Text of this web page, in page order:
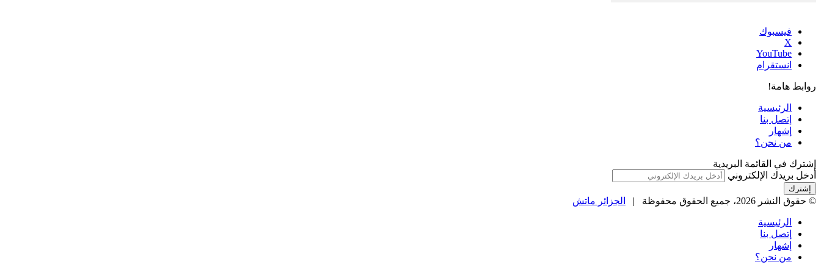
فيسبوك
‫X
‫YouTube
انستقرام
روابط هامة!
الرئيسية
إتصل بنا
إشهار
من نحن؟
إشترك في القائمة البريدية
أدخل بريدك الإلكتروني
© حقوق النشر 2026، جميع الحقوق محفوظة | الجزائر ماتش
الرئيسية
إتصل بنا
إشهار
من نحن؟